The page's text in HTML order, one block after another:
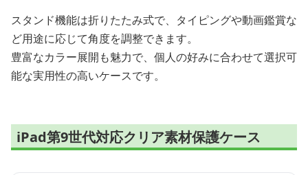
スタンド機能は折りたたみ式で、タイピングや動画鑑賞な
ど用途に応じて角度を調整できます。
豊富なカラー展開も魅力で、個人の好みに合わせて選択可
能な実用性の高いケースです。
iPad第9世代対応クリア素材保護ケース